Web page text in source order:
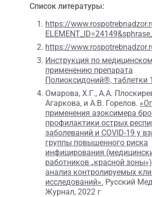
Список литературы:
https://
https://
Инструкция по
применению препарата
Полиоксидоний®, таблетки
Омарова, Х.Г., А.А.
Агаркова, и А.В. Горелов.
применения азоксимера
профилактики острых
заболеваний и COVID-19 у
группы повышенного риска
инфицирования
работников „красной
анализ контролируемых
исследований». Русский
Журнал, 2022 г